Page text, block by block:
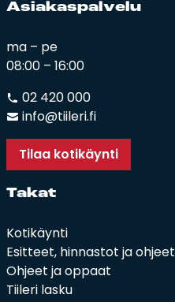
Asia­kas­pal­ve­lu
ma – pe
08:00 – 16:00
02 420 000
info@tiileri.fi
Tilaa kotikäynti
Ta­kat
Kotikäynti
Esitteet, hinnastot ja ohjeet
Ohjeet ja oppaat
Tiileri lasku